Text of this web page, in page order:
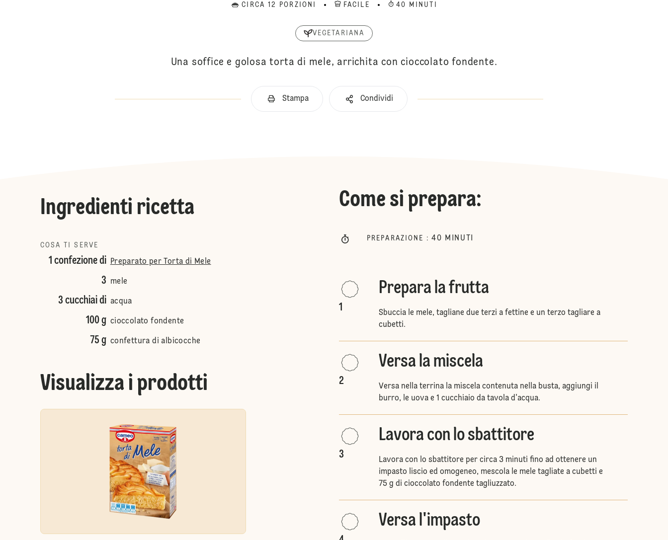
CIRCA 12 PORZIONI FACILE 40 MINUTI
VEGETARIANA
Una soffice e golosa torta di mele, arrichita con cioccolato fondente.
Stampa Condividi
Ingredienti ricetta
COSA TI SERVE
1 confezione di Preparato per Torta di Mele
3 mele
3 cucchiai di acqua
100 g cioccolato fondente
75 g confettura di albicocche
Visualizza i prodotti
Come si prepara:
PREPARAZIONE : 40 MINUTI
1
Prepara la frutta
Sbuccia le mele, tagliane due terzi a fettine e un terzo tagliare a
cubetti.
2
Versa la miscela
Versa nella terrina la miscela contenuta nella busta, aggiungi il
burro, le uova e 1 cucchiaio da tavola d'acqua.
3
Lavora con lo sbattitore
Lavora con lo sbattitore per circa 3 minuti fino ad ottenere un
impasto liscio ed omogeneo, mescola le mele tagliate a cubetti e
75 g di cioccolato fondente tagliuzzato.
Versa l'impasto